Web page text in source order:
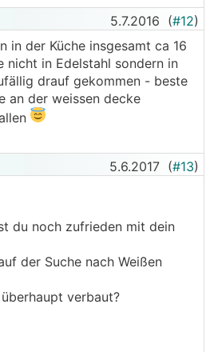
5.7.2016 (#12)
in der Küche insgesamt ca 16
nicht in Edelstahl sondern in
drauf gekommen - beste
an der weissen decke
5.6.2017 (#13)
du noch zufrieden mit dein
der Suche nach Weißen
verbaut?